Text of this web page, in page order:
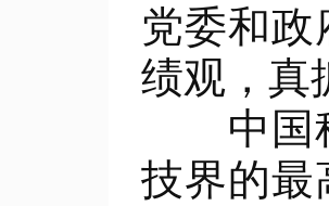
党委和
绩观，真
中国科
技界的最